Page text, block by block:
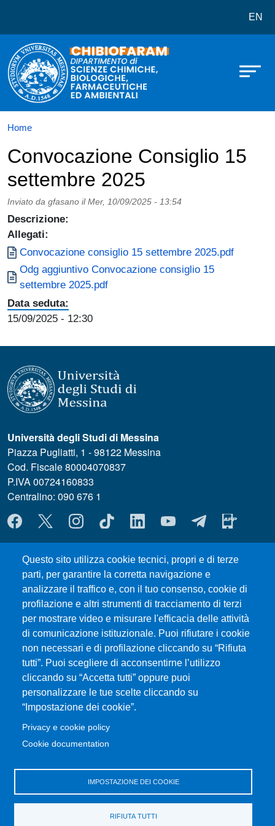
Dipartimento di Scienze EN
Home
Convocazione Consiglio 15
settembre 2025
Inviato da gfasano il Mer, 10/09/2025 - 13:54
Descrizione:
Allegati:
Documento
Convocazione consiglio 15 settembre 2025.pdf
Documento
Odg aggiuntivo Convocazione consiglio 15
settembre 2025.pdf
Data seduta:
15/09/2025 - 12:30
Questo sito utilizza cookie tecnici, propri e di terze
parti, per garantire la corretta navigazione e
analizzare il traffico e, con il tuo consenso, cookie di
profilazione e altri strumenti di tracciamento di terzi
per mostrare video e misurare l'efficacia delle attività
di comunicazione istituzionale. Puoi rifiutare i cookie
non necessari e di profilazione cliccando su “Rifiuta
tutti”. Puoi scegliere di acconsentirne l’utilizzo
cliccando su “Accetta tutti” oppure puoi
personalizzare le tue scelte cliccando su
“Impostazione dei cookie”.
Privacy e cookie policy
Cookie documentation
IMPOSTAZIONE DEI COOKIE
RIFIUTA TUTTI
Università degli Studi di Messina
Piazza Pugliatti, 1 - 98122 Messina
Cod. Fiscale 80004070837
P.IVA 00724160833
Centralino: 090 676 1
MENÙ SOCIAL
MENÙ FOOTER 1
Dove ci trovi
MODULISTICA ChiBioFarAm
Sedute dei Consigli
UniMeSTONE
Siti Tematici
Amministrazione Trasparente
Calendario Accademico
Mappa del sito
SitoWeb UniLav
Prenotazione Aule e Laboratori Didattici
Bandi e concorsi
Consulente di fiducia
Servizi di trasporto
Cambia idea sui cookie